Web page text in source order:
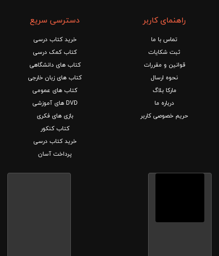
راهنمای کاربر
تماس با ما
ثبت شکایات
قوانین و مقررات
نحوه ارسال
مارکا بلاگ
درباره ما
حریم خصوصی کاربر
دسترسی سریع
خرید کتاب درسی
کتاب کمک درسی
کتاب های دانشگاهی
کتاب های زبان خارجی
کتاب های عمومی
DVD های آموزشی
بازی های فکری
کتاب کنکور
خرید کتاب درسی
پرداخت آسان